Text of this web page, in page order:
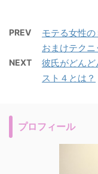
PREV
モテる女性の
おまけテクニ
NEXT
彼氏がどん
スト４とは？
プロフィール